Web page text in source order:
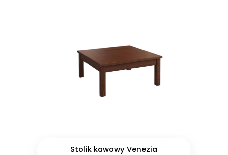
Stolik kawowy Venezia